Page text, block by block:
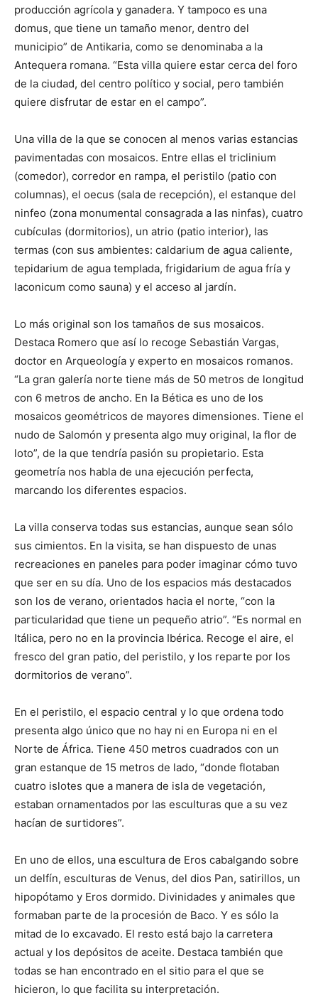
producción agrícola y ganadera. Y tampoco es una
domus, que tiene un tamaño menor, dentro del
municipio” de Antikaria, como se denominaba a la
Antequera romana. “Esta villa quiere estar cerca del foro
de la ciudad, del centro político y social, pero también
quiere disfrutar de estar en el campo”.
Una villa de la que se conocen al menos varias estancias
pavimentadas con mosaicos. Entre ellas el triclinium
(comedor), corredor en rampa, el peristilo (patio con
columnas), el oecus (sala de recepción), el estanque del
ninfeo (zona monumental consagrada a las ninfas), cuatro
cubículas (dormitorios), un atrio (patio interior), las
termas (con sus ambientes: caldarium de agua caliente,
tepidarium de agua templada, frigidarium de agua fría y
laconicum como sauna) y el acceso al jardín.
Lo más original son los tamaños de sus mosaicos.
Destaca Romero que así lo recoge Sebastián Vargas,
doctor en Arqueología y experto en mosaicos romanos.
“La gran galería norte tiene más de 50 metros de longitud
con 6 metros de ancho. En la Bética es uno de los
mosaicos geométricos de mayores dimensiones. Tiene el
nudo de Salomón y presenta algo muy original, la flor de
loto”, de la que tendría pasión su propietario. Esta
geometría nos habla de una ejecución perfecta,
marcando los diferentes espacios.
La villa conserva todas sus estancias, aunque sean sólo
sus cimientos. En la visita, se han dispuesto de unas
recreaciones en paneles para poder imaginar cómo tuvo
que ser en su día. Uno de los espacios más destacados
son los de verano, orientados hacia el norte, “con la
particularidad que tiene un pequeño atrio”. “Es normal en
Itálica, pero no en la provincia Ibérica. Recoge el aire, el
fresco del gran patio, del peristilo, y los reparte por los
dormitorios de verano”.
En el peristilo, el espacio central y lo que ordena todo
presenta algo único que no hay ni en Europa ni en el
Norte de África. Tiene 450 metros cuadrados con un
gran estanque de 15 metros de lado, “donde flotaban
cuatro islotes que a manera de isla de vegetación,
estaban ornamentados por las esculturas que a su vez
hacían de surtidores”.
En uno de ellos, una escultura de Eros cabalgando sobre
un delfín, esculturas de Venus, del dios Pan, satirillos, un
hipopótamo y Eros dormido. Divinidades y animales que
formaban parte de la procesión de Baco. Y es sólo la
mitad de lo excavado. El resto está bajo la carretera
actual y los depósitos de aceite. Destaca también que
todas se han encontrado en el sitio para el que se
hicieron, lo que facilita su interpretación.